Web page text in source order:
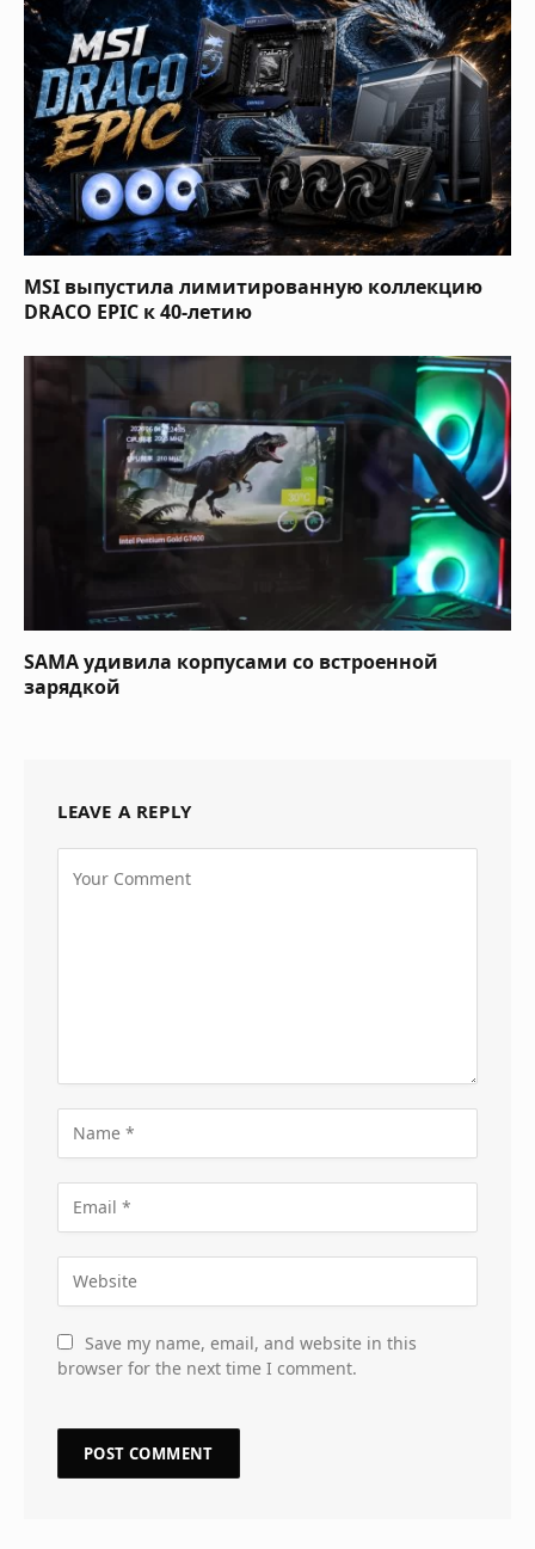
MSI выпустила лимитированную коллекцию
DRACO EPIC к 40-летию
SAMA удивила корпусами со встроенной
зарядкой
LEAVE A REPLY
Save my name, email, and website in this
browser for the next time I comment.